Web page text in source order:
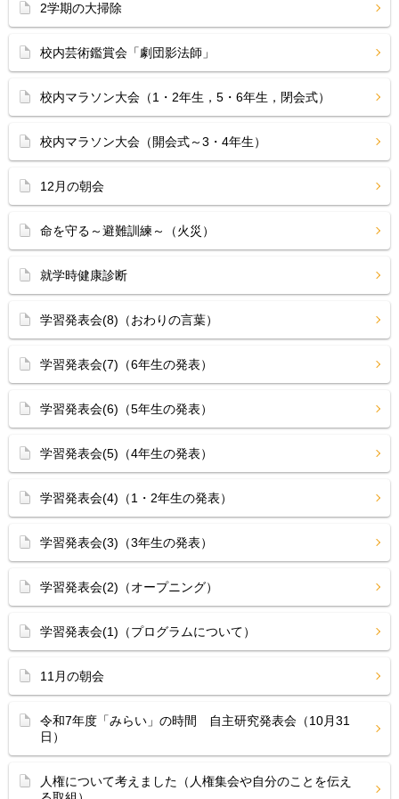
2学期の大掃除
校内芸術鑑賞会「劇団影法師」
校内マラソン大会（1・2年生，5・6年生，閉会式）
校内マラソン大会（開会式～3・4年生）
12月の朝会
命を守る～避難訓練～（火災）
就学時健康診断
学習発表会(8)（おわりの言葉）
学習発表会(7)（6年生の発表）
学習発表会(6)（5年生の発表）
学習発表会(5)（4年生の発表）
学習発表会(4)（1・2年生の発表）
学習発表会(3)（3年生の発表）
学習発表会(2)（オープニング）
学習発表会(1)（プログラムについて）
11月の朝会
令和7年度「みらい」の時間 自主研究発表会（10月31
日）
人権について考えました（人権集会や自分のことを伝え